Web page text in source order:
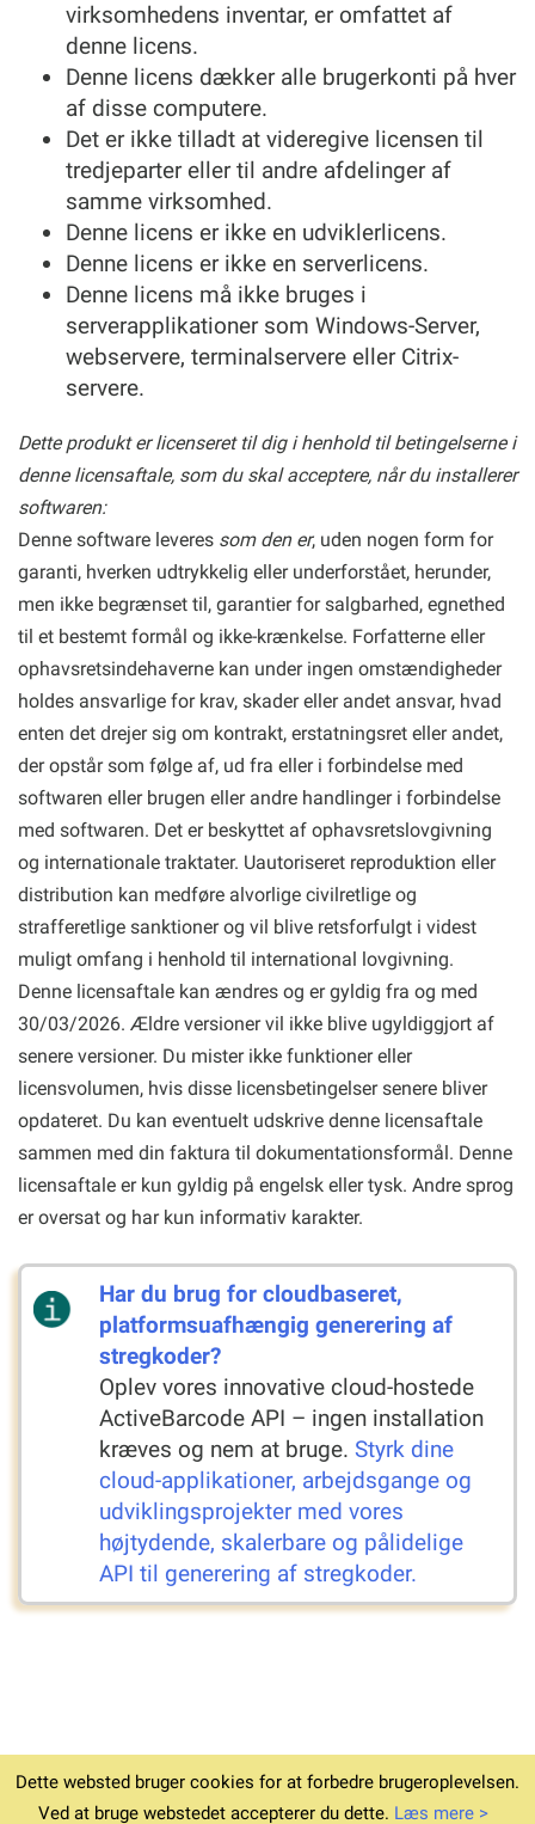
virksomhedens inventar, er omfattet af
denne licens.
Denne licens dækker alle brugerkonti på hver
af disse computere.
Det er ikke tilladt at videregive licensen til
tredjeparter eller til andre afdelinger af
samme virksomhed.
Denne licens er ikke en udviklerlicens.
Denne licens er ikke en serverlicens.
Denne licens må ikke bruges i
serverapplikationer som Windows-Server,
webservere, terminalservere eller Citrix-
servere.
Dette produkt er licenseret til dig i henhold til betingelserne i
denne licensaftale, som du skal acceptere, når du installerer
softwaren:
Denne software leveres som den er, uden nogen form for
garanti, hverken udtrykkelig eller underforstået, herunder,
men ikke begrænset til, garantier for salgbarhed, egnethed
til et bestemt formål og ikke-krænkelse. Forfatterne eller
ophavsretsindehaverne kan under ingen omstændigheder
holdes ansvarlige for krav, skader eller andet ansvar, hvad
enten det drejer sig om kontrakt, erstatningsret eller andet,
der opstår som følge af, ud fra eller i forbindelse med
softwaren eller brugen eller andre handlinger i forbindelse
med softwaren. Det er beskyttet af ophavsretslovgivning
og internationale traktater. Uautoriseret reproduktion eller
distribution kan medføre alvorlige civilretlige og
strafferetlige sanktioner og vil blive retsforfulgt i videst
muligt omfang i henhold til international lovgivning.
Denne licensaftale kan ændres og er gyldig fra og med
30/03/2026. Ældre versioner vil ikke blive ugyldiggjort af
senere versioner. Du mister ikke funktioner eller
licensvolumen, hvis disse licensbetingelser senere bliver
opdateret. Du kan eventuelt udskrive denne licensaftale
sammen med din faktura til dokumentationsformål. Denne
licensaftale er kun gyldig på engelsk eller tysk. Andre sprog
er oversat og har kun informativ karakter.
Har du brug for cloudbaseret,
platformsuafhængig generering af
stregkoder?
Oplev vores innovative cloud-hostede
ActiveBarcode API – ingen installation
kræves og nem at bruge. Styrk dine
cloud-applikationer, arbejdsgange og
udviklingsprojekter med vores
højtydende, skalerbare og pålidelige
API til generering af stregkoder.
© 1994-2026 Hjem Download v6.12.4 Vilkår Privatliv
Dette websted bruger cookies for at forbedre brugeroplevelsen.
Ved at bruge webstedet accepterer du dette. Læs mere >